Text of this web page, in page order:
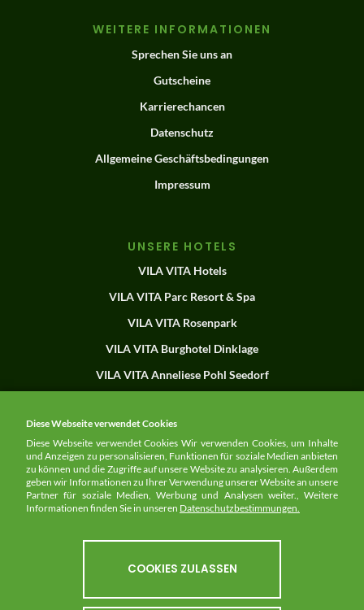
UNSERE HOTELS
VILA VITA Hotels
VILA VITA Parc Resort & Spa
VILA VITA Rosenpark
VILA VITA Burghotel Dinklage
VILA VITA Anneliese Pohl Seedorf
NEWSLETTER
HIER ANMELDEN
WEITERE INFORMATIONEN
Sprechen Sie uns an
Gutscheine
Karrierechancen
Datenschutz
Allgemeine Geschäftsbedingungen
Impressum
FOLGEN SIE UNS
Diese Webseite verwendet Cookies
Diese Webseite verwendet Cookies Wir verwenden Cookies, um Inhalte
und Anzeigen zu personalisieren, Funktionen für soziale Medien anbieten
zu können und die Zugriffe auf unsere Website zu analysieren. Außerdem
geben wir Informationen zu Ihrer Verwendung unserer Website an unsere
Partner für soziale Medien, Werbung und Analysen weiter., Weitere
Informationen finden Sie in unseren Datenschutzbestimmungen.
COOKIES ZULASSEN